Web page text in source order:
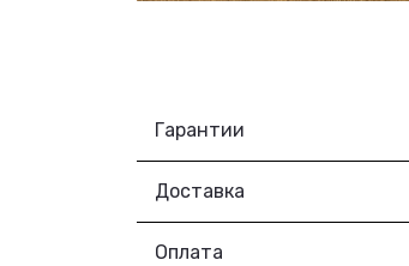
Гарантии
Доставка
Оплата